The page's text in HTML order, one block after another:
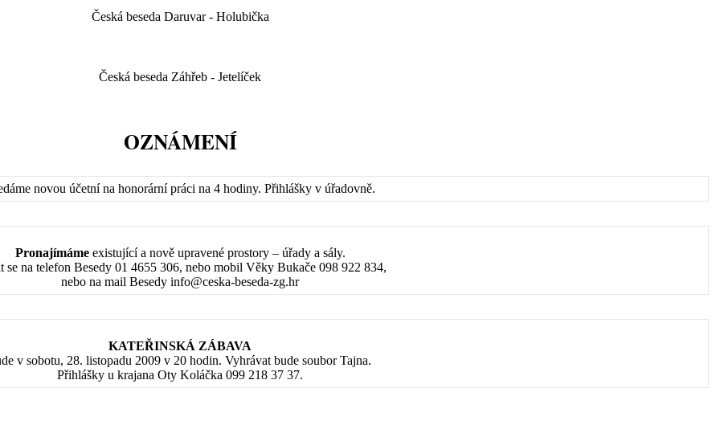
Česká beseda Daruvar - Holubička
Česká beseda Záhřeb - Jetelíček
OZNÁMENÍ
novou účetní na honorární práci na 4 hodiny. Přihlášky v úřadovně.
Pronajímámeexistující a nově upravené prostory – úřady a sály.
se na telefon Besedy 01 4655 306, nebo mobil Věky Bukače 098 922 834,
nebo na mail Besedy info@ceska-beseda-zg.hr
KATEŘINSKÁ ZÁBAVA
v sobotu, 28. listopadu 2009 v 20 hodin. Vyhrávat bude soubor Tajna.
Přihlášky u krajana Oty Koláčka 099 218 37 37.